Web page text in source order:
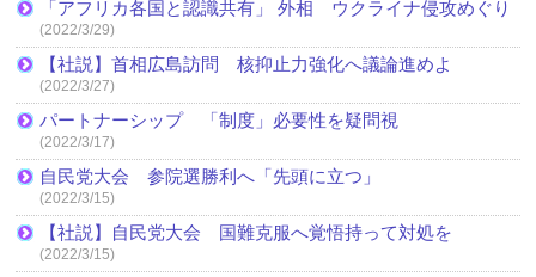
「アフリカ各国と認識共有」 外相 ウクライナ侵攻めぐり
(2022/3/29)
【社説】首相広島訪問 核抑止力強化へ議論進めよ
(2022/3/27)
パートナーシップ 「制度」必要性を疑問視
(2022/3/17)
自民党大会 参院選勝利へ「先頭に立つ」
(2022/3/15)
【社説】自民党大会 国難克服へ覚悟持って対処を
(2022/3/15)